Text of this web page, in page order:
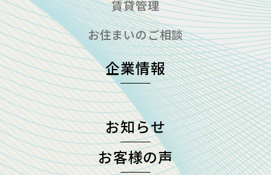
賃貸管理
お住まいのご相談
企業情報
お知らせ
お客様の声